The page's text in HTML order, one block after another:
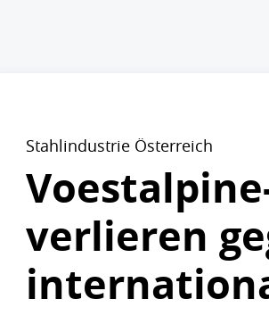
Stahlindustrie Österreich
verlieren